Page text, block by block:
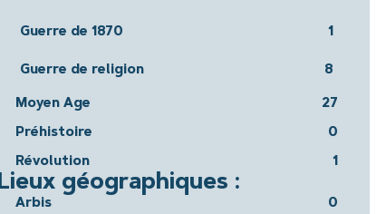
Guerre de 1870 1
Guerre de religion 8
Moyen Age 27
Préhistoire 0
Révolution 1
Lieux géographiques :
Arbis 0